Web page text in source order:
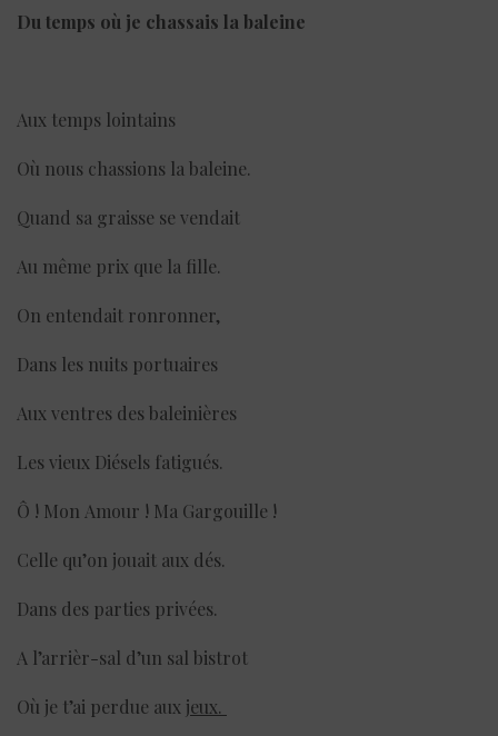
Du temps où je chassais la baleine
Aux temps lointains
Où nous chassions la baleine.
Quand sa graisse se vendait
Au même prix que la fille.
On entendait ronronner,
Dans les nuits portuaires
Aux ventres des baleinières
Les vieux Diésels fatigués.
Ô ! Mon Amour ! Ma Gargouille !
Celle qu’on jouait aux dés.
Dans des parties privées.
A l’arrièr-sal d’un sal bistrot
Où je t’ai perdue aux jeux.